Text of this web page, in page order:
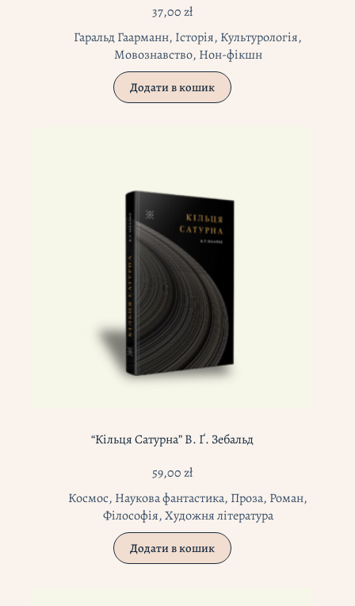
37,00zł
Гаральд Гаарманн, Історія, Культурологія,
Мовознавство, Нон-фікшн
Додати в кошик
“Кільця Сатурна” В. Ґ. Зебальд
59,00zł
Космос, Наукова фантастика, Проза, Роман,
Філософія,Художня література
Додати в кошик